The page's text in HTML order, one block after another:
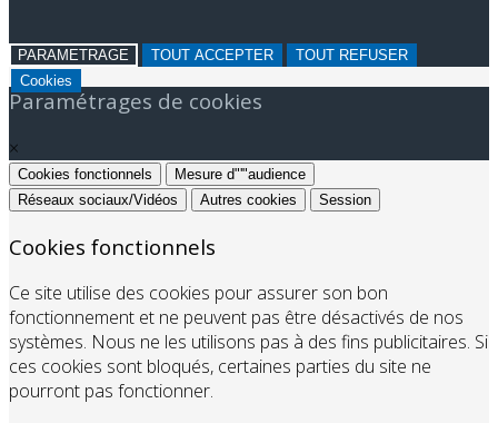
PARAMETRAGE TOUT ACCEPTER
TOUT REFUSER
Cookies
Paramétrages de cookies
×
Cookies fonctionnels
Mesure d"'"audience
Réseaux sociaux/Vidéos
Autres cookies Session
Cookies fonctionnels
Ce site utilise des cookies pour assurer son bon
fonctionnement et ne peuvent pas être désactivés de nos
systèmes. Nous ne les utilisons pas à des fins publicitaires. Si
ces cookies sont bloqués, certaines parties du site ne
pourront pas fonctionner.